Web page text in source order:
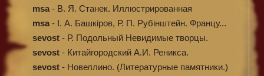
msa - В. Я. Станек. Иллюстрированная
энциклопе...
msa - І. А. Башкіров, Р. П. Рубінштейн. Францу...
sevost - Р. Подольный Невидимые творцы.
sevost - Китайгородский А.И. Реникса.
sevost - Новеллино. (Литературные памятники.)